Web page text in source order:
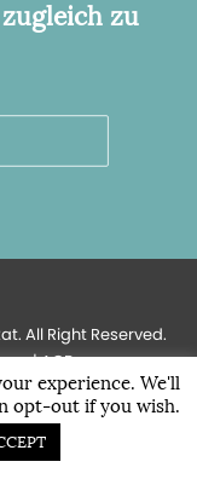
zu
All Right Reserved.
|AGB
experience. We'll
opt-out if you wish.